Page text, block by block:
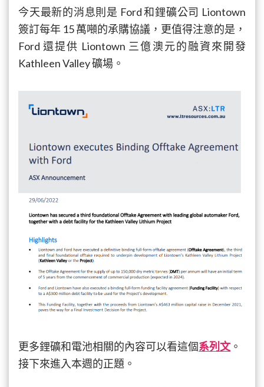
今天最新的消息則是 Ford 和鋰礦公司 Liontown
簽訂每年 15 萬噸的承購協議，更值得注意的是，
Ford 還提供 Liontown 三億澳元的融資來開發
Kathleen Valley 礦場。
更多鋰礦和電池相關的內容可以看這個系列文 。
接下來進入本週的正題。